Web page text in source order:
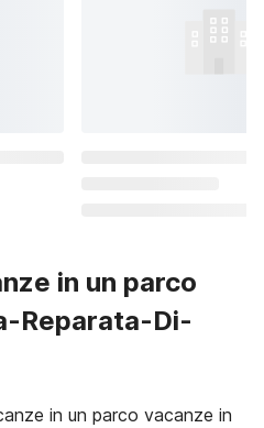
in un parco
Reparata-Di-
in un parco vacanze in